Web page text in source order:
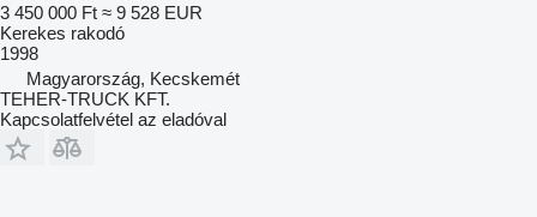
3 450 000 Ft ≈ 9 528 EUR
Kerekes rakodó
1998
Magyarország, Kecskemét
TEHER-TRUCK KFT.
Kapcsolatfelvétel az eladóval